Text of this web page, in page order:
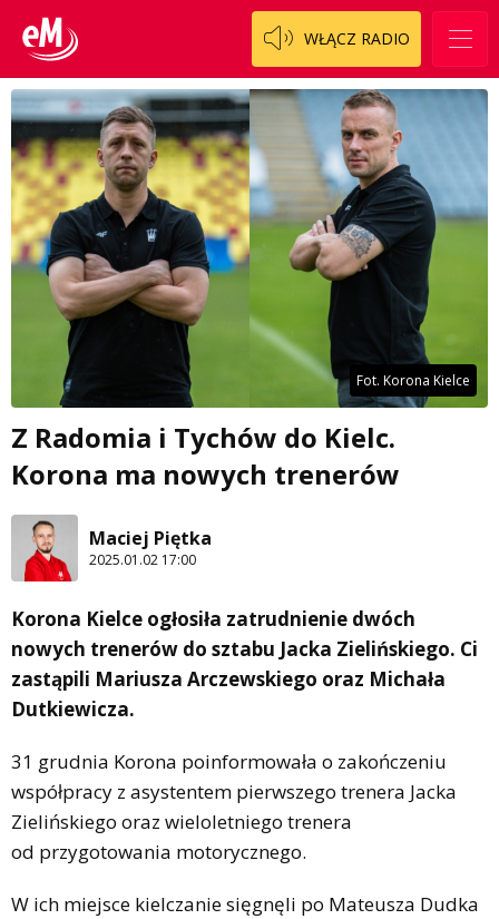
WŁĄCZ RADIO
Fot. Korona Kielce
Z Radomia i Tychów do Kielc.
Korona ma nowych trenerów
Maciej Piętka
2025.01.02 17:00
Korona Kielce ogłosiła zatrudnienie dwóch
nowych trenerów do sztabu Jacka Zielińskiego. Ci
zastąpili Mariusza Arczewskiego oraz Michała
Dutkiewicza.
31 grudnia Korona poinformowała o zakończeniu
współpracy z asystentem pierwszego trenera Jacka
Zielińskiego oraz wieloletniego trenera
od przygotowania motorycznego.
W ich miejsce kielczanie sięgnęli po Mateusza Dudka